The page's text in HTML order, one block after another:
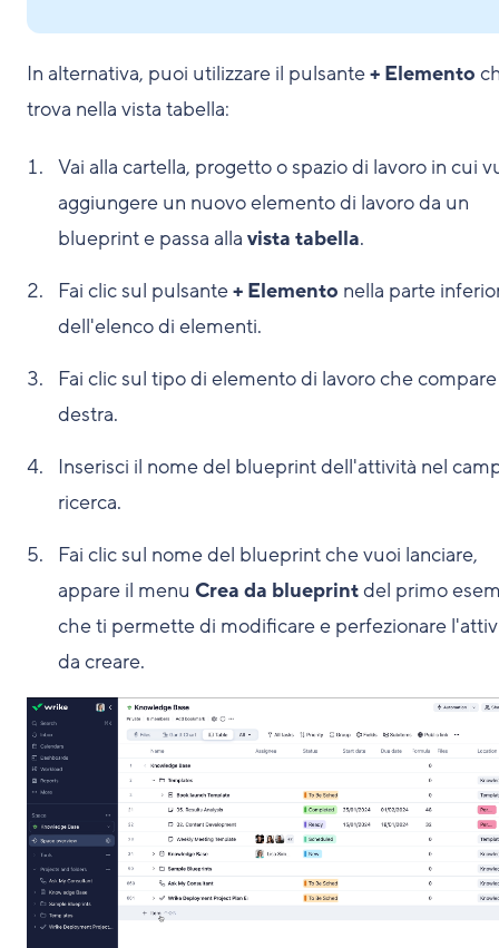
In alternativa, puoi utilizzare il pulsante+ Elemento
trova nella vista tabella:
Vai alla cartella, progetto o spazio di lavoro in cui
aggiungere un nuovo elemento di lavoro da un
blueprint e passa alla vista tabella.
Fai clic sul pulsante+ Elemento nella parte
dell'elenco di elementi.
Fai clic sul tipo di elemento di lavoro che
destra.
Inserisci il nome del blueprint dell'attività nel
ricerca.
Fai clic sul nome del blueprint che vuoi lanciare,
appare il menu Crea da blueprintdel primo
che ti permette di modificare e perfezionare
da creare.